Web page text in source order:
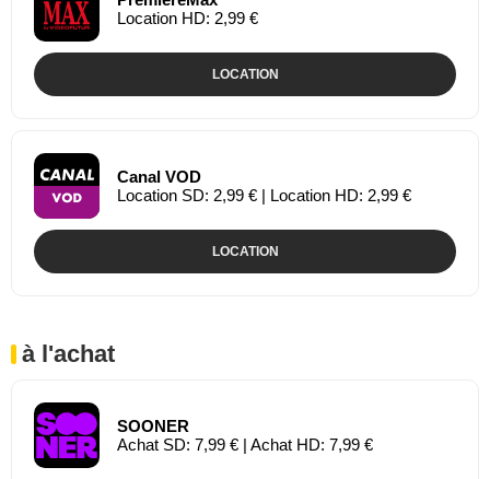
Location HD: 2,99 €
LOCATION
Canal VOD
Location SD: 2,99 € | Location HD: 2,99 €
LOCATION
à l'achat
SOONER
Achat SD: 7,99 € | Achat HD: 7,99 €